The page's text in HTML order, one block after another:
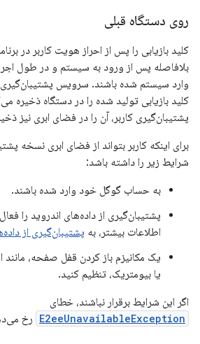
روی دستگاه قبلی
کلید بازیابی را پس از احراز هویت کاربر در
بلافاصله پس از ورود به سیستم و در طول
وارد سیستم شده باشند. سرویس پشتیبان‌گیری
کلید بازیابی تولید شده را در دستگاه ذخیره
پشتیبان‌گیری کاربر، آن را در فضای ابری نیز
برای اینکه کاربر بتواند از فضای ابری نسخه
شرایط زیر را داشته باشد:
به حساب گوگل خود وارد شده باشند.
پشتیبان‌گیری از داده‌های اندروید را
اطلاعات بیشتر، به پشتیبان‌گیری از
یک مکانیزم باز کردن قفل صفحه، مانند
یا بیومتریک، تنظیم کنید.
اگر این شرایط برقرار نباشند، خطای
E2eeUnavailableException رخ